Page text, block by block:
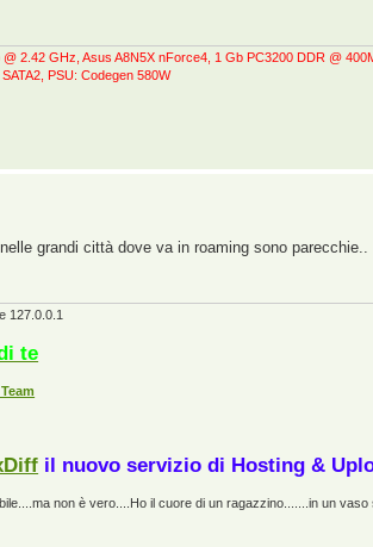
2.42 GHz, Asus A8N5X nForce4, 1 Gb PC3200 DDR @
PSU: Codegen 580W
grandi città dove va in roaming sono parecchie..
127.0.0.1
te
il nuovo servizio di Hosting &
non è vero....Ho il cuore di un ragazzino.......in un vaso